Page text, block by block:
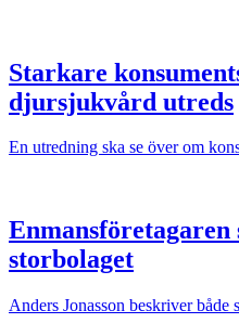
Starkare
djursjukvård utreds
En utredning ska se över om
Enmansföretagaren
storbolaget
Anders Jonasson beskriver både